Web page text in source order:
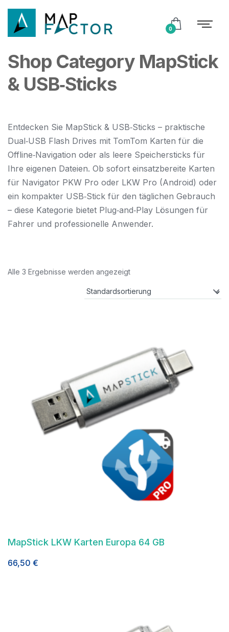
0
Shop Category MapStick
& USB‑Sticks
Entdecken Sie MapStick & USB‑Sticks – praktische
Dual‑USB Flash Drives mit TomTom Karten für die
Offline‑Navigation oder als leere Speichersticks für
Ihre eigenen Dateien. Ob sofort einsatzbereite Karten
für Navigator PKW Pro oder LKW Pro (Android) oder
ein kompakter USB‑Stick für den täglichen Gebrauch
– diese Kategorie bietet Plug‑and‑Play Lösungen für
Fahrer und professionelle Anwender.
Alle 3 Ergebnisse werden angezeigt
MapStick LKW Karten Europa 64 GB
66,50 €